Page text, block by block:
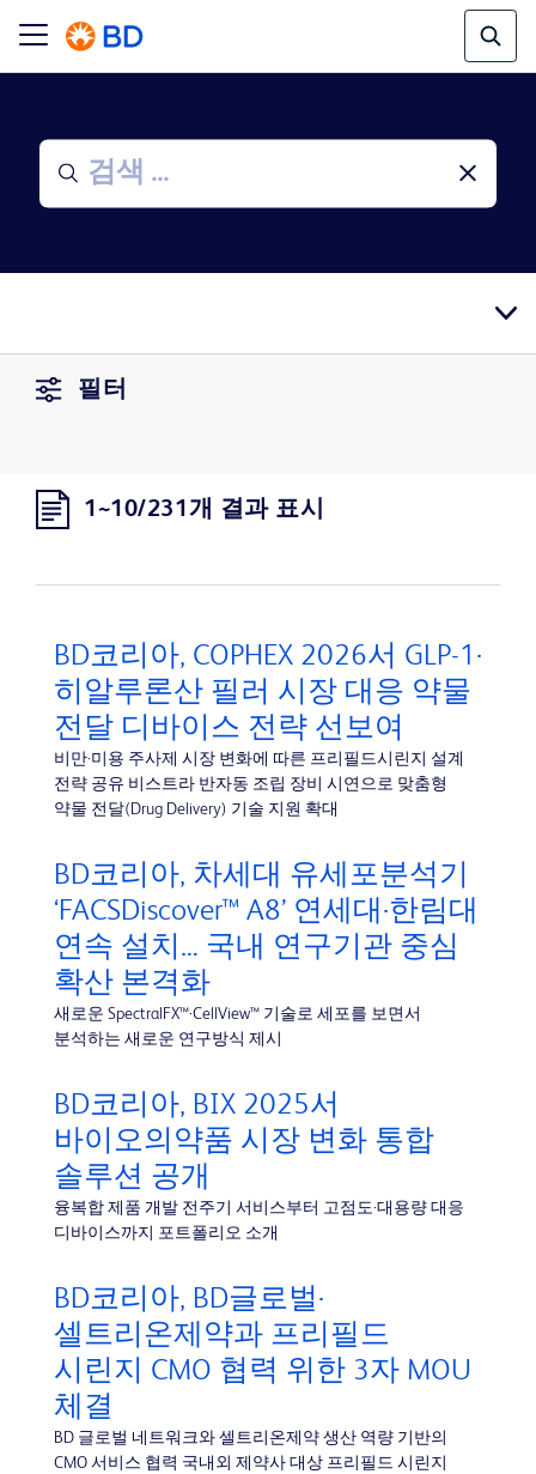
필터
1~10/231개 결과 표시
BD코리아, COPHEX 2026서 GLP-1·
히알루론산 필러 시장 대응 약물
전달 디바이스 전략 선보여
비만·미용 주사제 시장 변화에 따른 프리필드시린지 설계
전략 공유 비스트라 반자동 조립 장비 시연으로 맞춤형
약물 전달(Drug Delivery) 기술 지원 확대
BD코리아, 차세대 유세포분석기
‘FACSDiscover™ A8’ 연세대·한림대
연속 설치… 국내 연구기관 중심
확산 본격화
새로운 SpectralFX™·CellView™ 기술로 세포를 보면서
분석하는 새로운 연구방식 제시
BD코리아, BIX 2025서
바이오의약품 시장 변화 통합
솔루션 공개
융복합 제품 개발 전주기 서비스부터 고점도·대용량 대응
디바이스까지 포트폴리오 소개
BD코리아, BD글로벌·
셀트리온제약과 프리필드
시린지 CMO 협력 위한 3자 MOU
체결
BD 글로벌 네트워크와 셀트리온제약 생산 역량 기반의
CMO 서비스 협력 국내외 제약사 대상 프리필드 시린지